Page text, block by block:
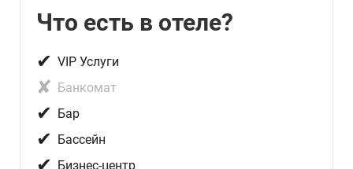
Что есть в отеле?
✔ VIP Услуги
✘ Банкомат
✔ Бар
✔ Бассейн
Бизнес-центр